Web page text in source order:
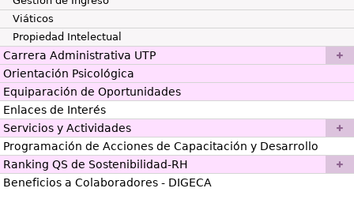
Viáticos
Propiedad Intelectual
Carrera Administrativa UTP
Orientación Psicológica
Equiparación de Oportunidades
Enlaces de Interés
Servicios y Actividades
Programación de Acciones de Capacitación y Desarrollo
Ranking QS de Sostenibilidad-RH
Beneficios a Colaboradores - DIGECA